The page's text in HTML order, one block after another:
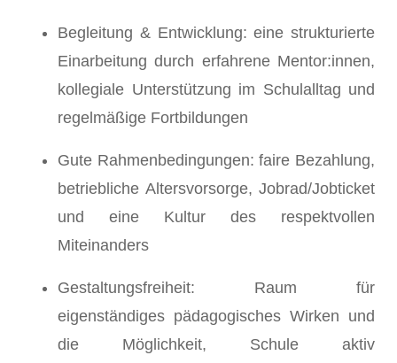
Begleitung & Entwicklung: eine strukturierte
Einarbeitung durch erfahrene Mentor:innen,
kollegiale Unterstützung im Schulalltag und
regelmäßige Fortbildungen
Gute Rahmenbedingungen: faire Bezahlung,
betriebliche Altersvorsorge, Jobrad/Jobticket
und eine Kultur des respektvollen
Miteinanders
Gestaltungsfreiheit: Raum für
eigenständiges pädagogisches Wirken und
die Möglichkeit, Schule aktiv